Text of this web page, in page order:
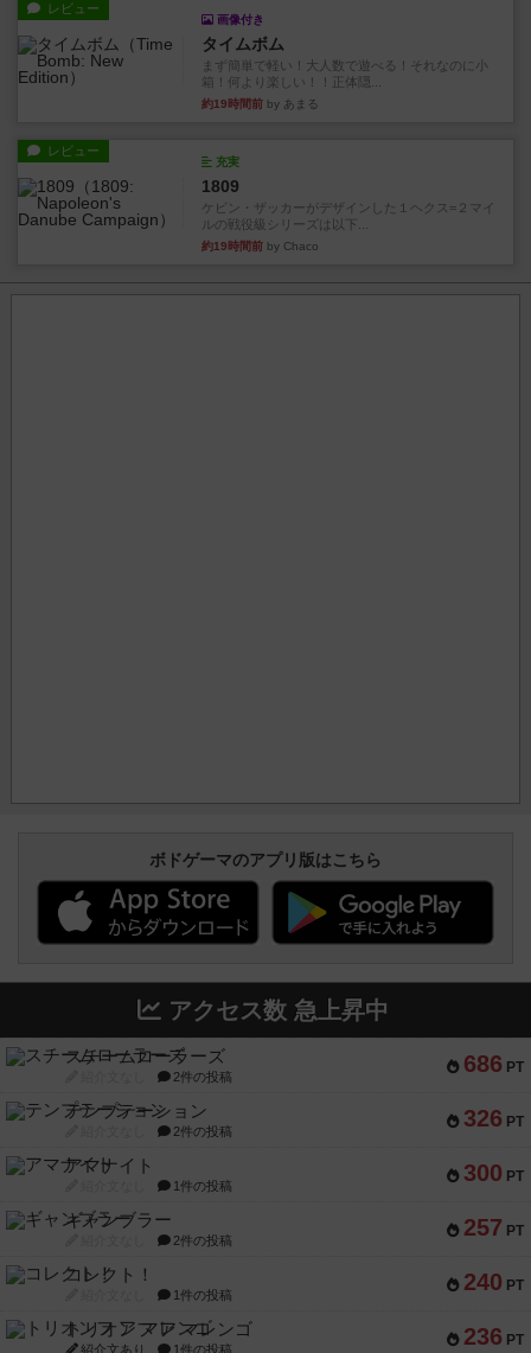
レビュー
画像付き
タイムボム
まず簡単で軽い！大人数で遊べる！それなのに小
箱！何より楽しい！！正体隠...
約19時間前 by あまる
レビュー
充実
1809
ケビン・ザッカーがデザインした１ヘクス=２マイ
ルの戦役級シリーズは以下...
約19時間前 by Chaco
ボドゲーマのアプリ版はこちら
アクセス数 急上昇中
686 PT
スチームローラーズ
2件の投稿
326 PT
テンプテーション
2件の投稿
300 PT
アマナイト
1件の投稿
257 PT
ギャンブラー
2件の投稿
240 PT
コレクト！
1件の投稿
236 PT
トリオンフ ア マレンゴ
紹介文あり 1件の投稿